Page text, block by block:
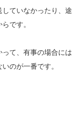
ていなかったり、途
です。
て、有事の場合には
のが一番です。